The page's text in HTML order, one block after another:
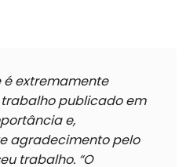
é extremamente
publicado em
e,
agradecimento pelo
trabalho. “O